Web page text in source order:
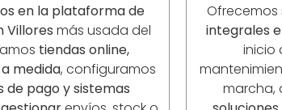
en la plataforma de
Villoresmás usada del
tiendas online,
medida, configuramos
pago y sistemas
Ofrecemos
integrales
inicio
marcha,